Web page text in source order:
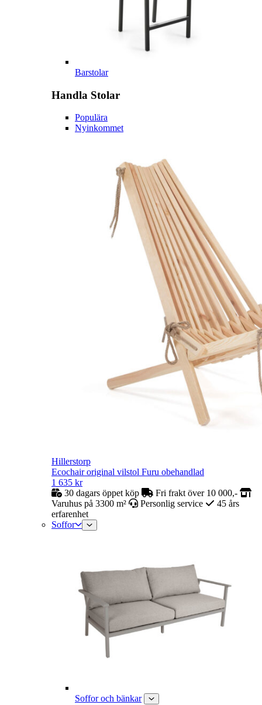
Barstolar
Handla Stolar
Populära
Nyinkommet
Hillerstorp
Ecochair original vilstol Furu obehandlad
1 635 kr
30 dagars öppet köp
Fri frakt över 10 000,-
Varuhus på 3300 m²
Personlig service
45 års
erfarenhet
Soffor
Soffor och bänkar